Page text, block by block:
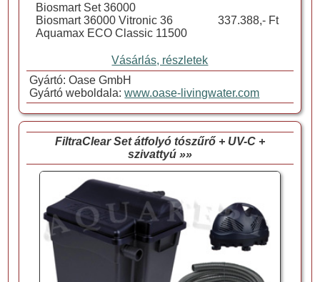
Biosmart Set 36000
Biosmart 36000 Vitronic 36
Aquamax ECO Classic 11500
337.388,- Ft
Vásárlás, részletek
Gyártó: Oase GmbH
Gyártó weboldala:www.oase-livingwater.com
FiltraClear Set átfolyó tószűrő + UV-C +
szivattyú »»